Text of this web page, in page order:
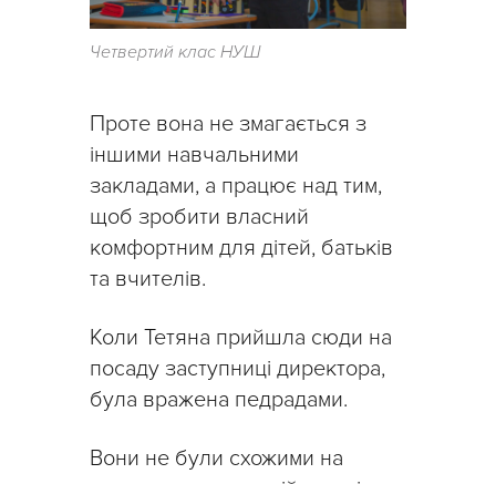
Четвертий клас НУШ
Проте вона не змагається з
іншими навчальними
закладами, а працює над тим,
щоб зробити власний
комфортним для дітей, батьків
та вчителів.
Коли Тетяна прийшла сюди на
посаду заступниці директора,
була вражена педрадами.
Вони не були схожими на